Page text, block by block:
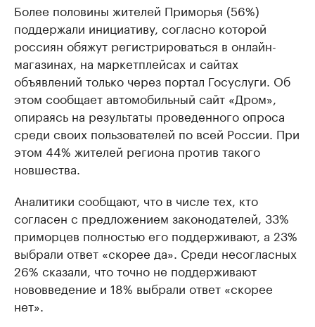
Более половины жителей Приморья (56%)
поддержали инициативу, согласно которой
россиян обяжут регистрироваться в онлайн-
магазинах, на маркетплейсах и сайтах
объявлений только через портал Госуслуги. Об
этом сообщает автомобильный сайт «Дром»,
опираясь на результаты проведенного опроса
среди своих пользователей по всей России. При
этом 44% жителей региона против такого
новшества.
Аналитики сообщают, что в числе тех, кто
согласен с предложением законодателей, 33%
приморцев полностью его поддерживают, а 23%
выбрали ответ «скорее да». Среди несогласных
26% сказали, что точно не поддерживают
нововведение и 18% выбрали ответ «скорее
нет».